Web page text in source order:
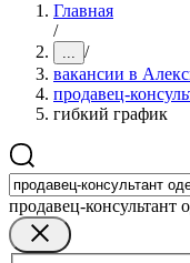
Главная
/
... /
вакансии в
продавец-
гибкий график
продавец-консультант